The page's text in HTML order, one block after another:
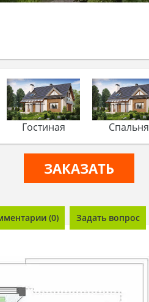
Гостиная Спальня
ЗАКАЗАТЬ
(0) Задать вопрос